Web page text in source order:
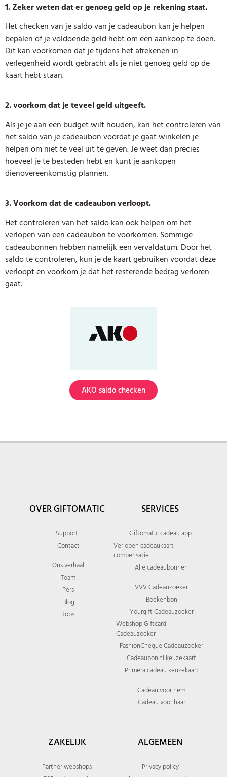
1. Zeker weten dat er genoeg geld op je rekening staat.
Het checken van je saldo van je cadeaubon kan je helpen
bepalen of je voldoende geld hebt om een aankoop te doen.
Dit kan voorkomen dat je tijdens het afrekenen in
verlegenheid wordt gebracht als je niet genoeg geld op de
kaart hebt staan.
2. voorkom dat je teveel geld uitgeeft.
Als je je aan een budget wilt houden, kan het controleren van
het saldo van je cadeaubon voordat je gaat winkelen je
helpen om niet te veel uit te geven. Je weet dan precies
hoeveel je te besteden hebt en kunt je aankopen
dienovereenkomstig plannen.
3. Voorkom dat de cadeaubon verloopt.
Het controleren van het saldo kan ook helpen om het
verlopen van een cadeaubon te voorkomen. Sommige
cadeaubonnen hebben namelijk een vervaldatum. Door het
saldo te controleren, kun je de kaart gebruiken voordat deze
verloopt en voorkom je dat het resterende bedrag verloren
gaat.
AKO saldo checken
OVER GIFTOMATIC
Support
Contact
Ons verhaal
Team
Pers
Blog
Jobs
SERVICES
Giftomatic cadeau app
Verlopen cadeaukaart
compensatie
Alle cadeaubonnen
VVV Cadeauzoeker
Boekenbon
Yourgift Cadeauzoeker
Webshop Giftcard
Cadeauzoeker
FashionCheque Cadeauzoeker
Cadeaubon.nl keuzekaart
Primera cadeau keuzekaart
Cadeau voor hem
Cadeau voor haar
ZAKELIJK
Partner webshops
ALGEMEEN
Privacy policy